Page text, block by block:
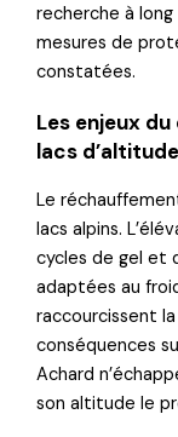
recherche à
mesures de
constatées.
Les enjeux
lacs d’altitude
Le
lacs alpins.
cycles de gel et
adaptées au
raccourcissent
conséquences
Achard
son altitude le